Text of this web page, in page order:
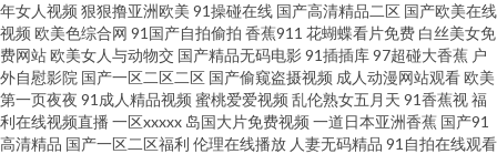
伦理剧场 日本天堂一区 另类综合在线 国语对白在线播放 东方黑色av网站 超
碰超在线 www69视频 91黑丝足交 91久久草原 亚洲欧洲狠狠肏 天堂网两性
日本黄色网页 青娱乐老司机77 青青草欧美在线 蜜臀av勉费论理 老湿地福利
年女人视频 狠狠撸亚洲欧美 91操碰在线 国产高清精品二区 国产欧美在线
视频 欧美色综合网 91国产自拍偷拍 香蕉911 花蝴蝶看片免费 白丝美女免
费网站欧美女人与动物交 国产精品无码电影91插插库97超碰大香蕉 户
外自慰影院 国产一区二区二区 国产偷窥盗摄视频 成人动漫网站观看欧美
第一页夜夜 91成人精品视频 蜜桃爱爱视频 乱伦熟女五月天 91香蕉视福
利在线视频直播 一区xxxxx 岛国大片免费视频 一道日本亚洲香蕉 国产91
高清精品 国产一区二区福利 伦理在线播放 人妻无码精品 91自拍在线观看